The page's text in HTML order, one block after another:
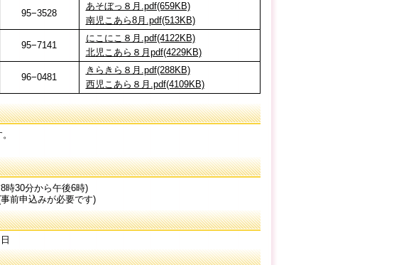
95−3528
あそぼっ８月.pdf(659KB)
南児こあら8月.pdf(513KB)
95−7141
にこにこ８月.pdf(4122KB)
北児こあら８月pdf(4229KB)
96−0481
きらきら８月.pdf(288KB)
西児こあら８月.pdf(4109KB)
時30分から午後6時)
前申込みが必要です)